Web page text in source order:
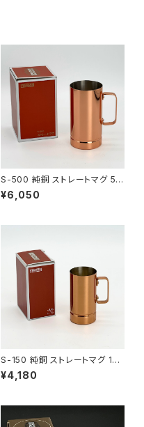
S-500 純銅 ストレートマグ 50
0ml
¥6,050
S-150 純銅 ストレートマグ 150
ml
¥4,180